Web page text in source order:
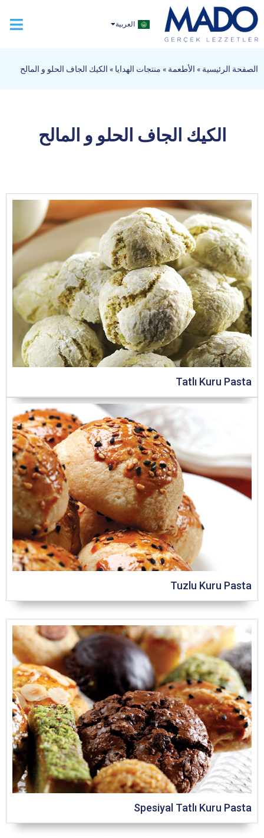
العربية
ENGLISH
الصفحة الرئيسية » الأطعمة » منتجات الهدايا » الكيك الجاف الحلو و المالح
الكيك الجاف الحلو و المالح
Tatlı Kuru Pasta
Tuzlu Kuru Pasta
Spesiyal Tatlı Kuru Pasta